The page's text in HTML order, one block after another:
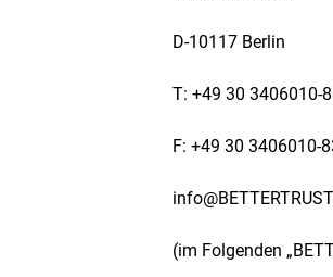
D-10117 Berlin
T: +49 30 3406010-
F: +49 30 3406010-
(im Folgenden